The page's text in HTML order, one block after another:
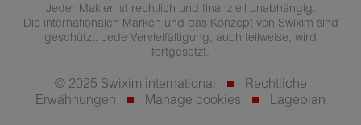
Jeder Makler ist rechtlich und finanziell unabhängig.
Die internationalen Marken und das Konzept von Swixim sind
geschützt. Jede Vervielfältigung, auch teilweise, wird
fortgesetzt.
© 2025 Swixim international
Rechtliche
Erwähnungen
Manage cookies Lageplan